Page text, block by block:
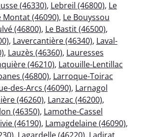
(46330), Lebreil (46800), Le
Montat (46090), Le Bouyssou
(46800), Le Bastit (46500),
, Lavercantière (46340), Laval-
, Lauzès (46360), Lauresses
(46210), Latouille-Lentillac
(46800), Larroque-Toirac
des-Arcs (46090), Larnagol
(46260), Lanzac (46200),
(46350), Lamothe-Cassel
(46190), Lamagdelaine (46090),